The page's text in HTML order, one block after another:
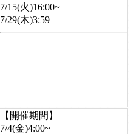
7/15(火)16:00~
7/29(木)3:59
【開催期間】
7/4(金)4:00~